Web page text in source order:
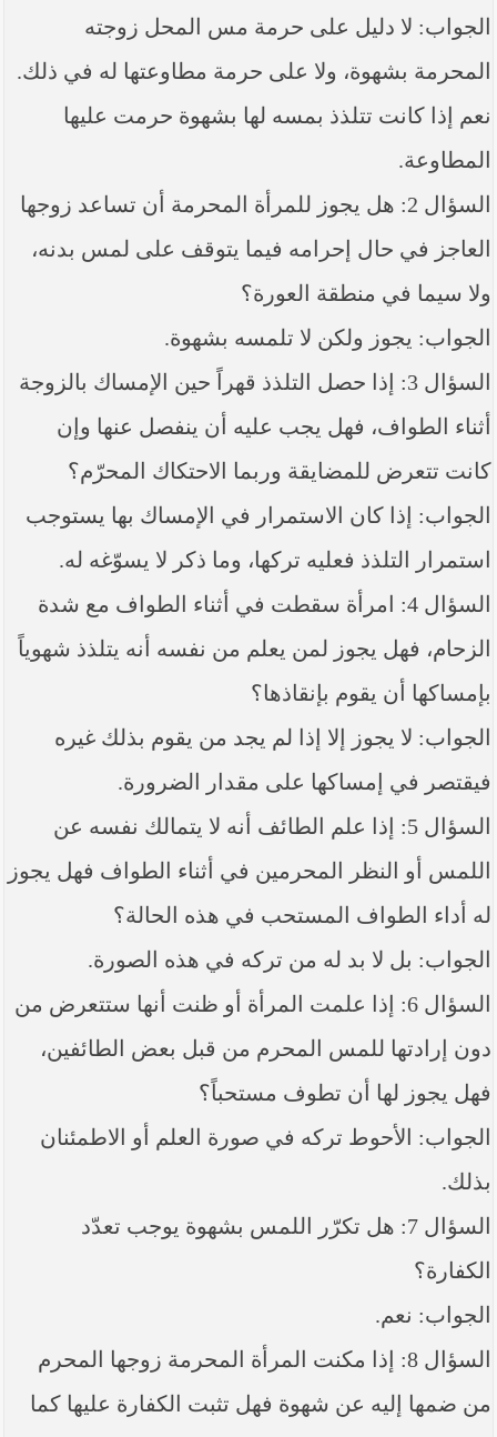
ما ورد في خطبة الجمعة لممثل المرجعية الدينية العليا
في كربلاء المقدسة فضيلة العلاّمة الشيخ عبد المهدي
) بعد سيطرة (داعش) على مناطق واسعة في محافظتي
المحافظات
بيان صادر من مكتب سماحة السيد السيستاني -دام ظلّه
محافظة نينوى
الجواب: لا دليل على حرمة مس المحل زوجته
المحرمة بشهوة، ولا على حرمة مطاوعتها له في ذلك.
نعم إذا كانت تتلذذ بمسه لها بشهوة حرمت عليها
المطاوعة.
السؤال 2: هل يجوز للمرأة المحرمة أن تساعد زوجها
العاجز في حال إحرامه فيما يتوقف على لمس بدنه،
ولا سيما في منطقة العورة؟
الجواب: يجوز ولكن لا تلمسه بشهوة.
السؤال 3: إذا حصل التلذذ قهراً حين الإمساك بالزوجة
أثناء الطواف، فهل يجب عليه أن ينفصل عنها وإن
كانت تتعرض للمضايقة وربما الاحتكاك المحرّم؟
الجواب: إذا كان الاستمرار في الإمساك بها يستوجب
استمرار التلذذ فعليه تركها، وما ذكر لا يسوّغه له.
السؤال 4: امرأة سقطت في أثناء الطواف مع شدة
الزحام، فهل يجوز لمن يعلم من نفسه أنه يتلذذ شهوياً
بإمساكها أن يقوم بإنقاذها؟
الجواب: لا يجوز إلا إذا لم يجد من يقوم بذلك غيره
فيقتصر في إمساكها على مقدار الضرورة.
السؤال 5: إذا علم الطائف أنه لا يتمالك نفسه عن
اللمس أو النظر المحرمين في أثناء الطواف فهل يجوز
له أداء الطواف المستحب في هذه الحالة؟
الجواب: بل لا بد له من تركه في هذه الصورة.
السؤال 6: إذا علمت المرأة أو ظنت أنها ستتعرض من
دون إرادتها للمس المحرم من قبل بعض الطائفين،
فهل يجوز لها أن تطوف مستحباً؟
الجواب: الأحوط تركه في صورة العلم أو الاطمئنان
بذلك.
السؤال 7: هل تكرّر اللمس بشهوة يوجب تعدّد
الكفارة؟
الجواب: نعم.
السؤال 8: إذا مكنت المرأة المحرمة زوجها المحرم
من ضمها إليه عن شهوة فهل تثبت الكفارة عليها كما